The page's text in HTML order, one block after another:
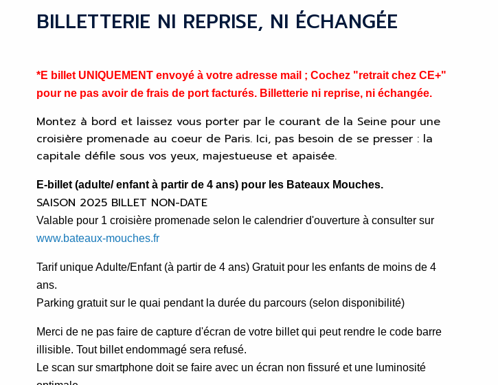
BILLETTERIE NI REPRISE, NI ÉCHANGÉE
*E billet UNIQUEMENT envoyé à votre adresse mail ; Cochez "retrait chez CE+"
pour ne pas avoir de frais de port facturés. Billetterie ni reprise, ni échangée.
Montez à bord et laissez vous porter par le courant de la Seine pour une
croisière promenade au coeur de Paris. Ici, pas besoin de se presser : la
capitale défile sous vos yeux, majestueuse et apaisée.
E-billet (adulte/ enfant à partir de 4 ans) pour les Bateaux Mouches.
SAISON 2025 BILLET NON-DATE
Valable pour 1 croisière promenade selon le calendrier d'ouverture à consulter sur
www.bateaux-mouches.fr
Tarif unique Adulte/Enfant (à partir de 4 ans) Gratuit pour les enfants de moins de 4
ans.
Parking gratuit sur le quai pendant la durée du parcours (selon disponibilité)
Merci de ne pas faire de capture d'écran de votre billet qui peut rendre le code barre
illisible. Tout billet endommagé sera refusé.
Le scan sur smartphone doit se faire avec un écran non fissuré et une luminosité